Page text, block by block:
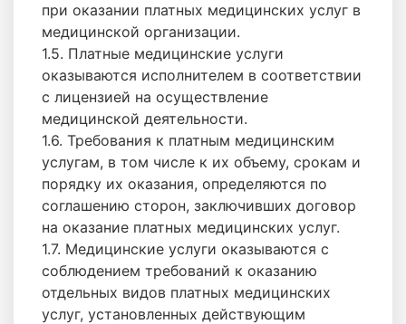
при оказании платных медицинских услуг в
медицинской организации.
1.5. Платные медицинские услуги
оказываются исполнителем в соответствии
с лицензией на осуществление
медицинской деятельности.
1.6. Требования к платным медицинским
услугам, в том числе к их объему, срокам и
порядку их оказания, определяются по
соглашению сторон, заключивших договор
на оказание платных медицинских услуг.
1.7. Медицинские услуги оказываются с
соблюдением требований к оказанию
отдельных видов платных медицинских
услуг, установленных действующим